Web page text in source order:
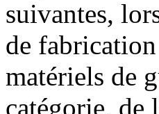
suivantes,
de
matériels de
catégorie, de